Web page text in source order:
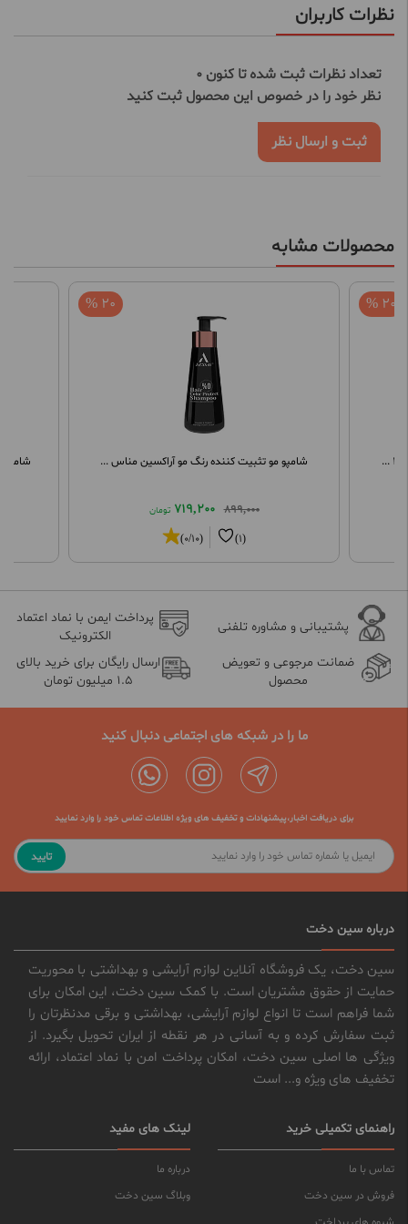
نظرات کاربران
تعداد نظرات ثبت شده تا کنون 0
نظر خود را در خصوص این محصول ثبت کنید
ثبت و ارسال نظر
محصولات مشابه
شامپو مو تثبیت کننده رنگ مو آراکسین مناس ...
899,000
719,200 تومان
20 %
(1)
(0/10)
20 %
پشتیبانی و مشاوره تلفنی
پرداخت ایمن با نماد اعتماد
الکترونیک
ضمانت مرجوعی و تعویض
محصول
ارسال رایگان برای خرید بالای
1.5 میلیون تومان
ما را در شبکه های اجتماعی دنبال کنید
برای دریافت اخبار،پیشنهادات و تخفیف های ویژه اطلاعات تماس خود را وارد نمایید
تایید
درباره سین دخت
سین دخت، یک فروشگاه آنلاین لوازم آرایشی و بهداشتی با محوریت
حمایت از حقوق مشتریان است. با کمک سین دخت، این امکان برای
شما فراهم است تا انواع لوازم آرایشی، بهداشتی و برقی مدنظرتان را
ثبت سفارش کرده و به آسانی در هر نقطه از ایران تحویل بگیرد. از
ویژگی ها اصلی سین دخت، امکان پرداخت امن با نماد اعتماد، ارائه
تخفیف های ویژه و... است
راهنمای تکمیلی خرید
تماس با ما
فروش در سین دخت
لینک های مفید
درباره ما
وبلاگ سین دخت